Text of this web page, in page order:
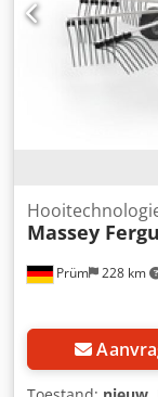
Cedozgqq Djpfx
Opslaglocatie:
Prüm 228 km
Massey